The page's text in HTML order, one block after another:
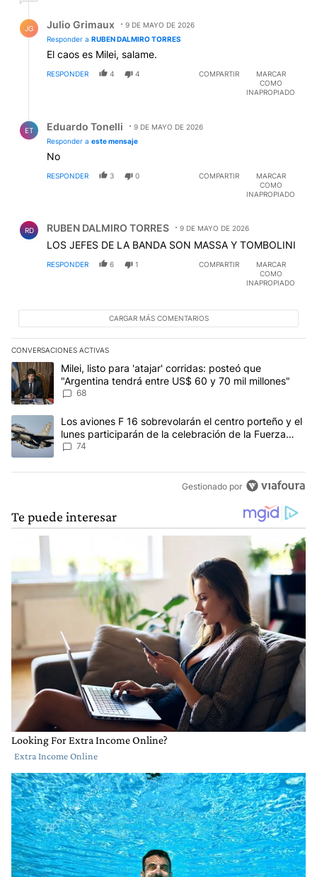
JG Julio Grimaux
9 DE MAYO DE 2026
Responder a RUBEN DALMIRO TORRES
El caos es Milei, salame.
RESPONDER 4 4 COMPARTIR
MARCAR
COMO
INAPROPIADO
ET Eduardo Tonelli
9 DE MAYO DE 2026
Responder a este mensaje
No
RESPONDER 3 0 COMPARTIR
MARCAR
COMO
INAPROPIADO
RD RUBEN DALMIRO TORRES 9 DE MAYO DE 2026
LOS JEFES DE LA BANDA SON MASSA Y TOMBOLINI
RESPONDER 6 1 COMPARTIR
MARCAR
COMO
INAPROPIADO
CARGAR MÁS COMENTARIOS
CONVERSACIONES ACTIVAS
Este listado muestra los artículos con más comentarios en los
Un artículo de tendencia con el título "Milei, listo para 'atajar'
Milei, listo para 'atajar' corridas: posteó que
"Argentina tendrá entre US$ 60 y 70 mil millones"
68
Un artículo de tendencia con el título "Los aviones F 16
Los aviones F 16 sobrevolarán el centro porteño y el
lunes participarán de la celebración de la Fuerza
Aérea
74
Gestionado por